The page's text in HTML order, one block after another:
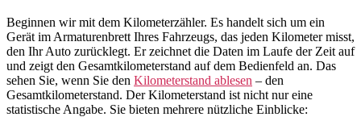
Beginnen wir mit dem Kilometerzähler. Es handelt sich um ein
Gerät im Armaturenbrett Ihres Fahrzeugs, das jeden Kilometer misst,
den Ihr Auto zurücklegt. Er zeichnet die Daten im Laufe der Zeit auf
und zeigt den Gesamtkilometerstand auf dem Bedienfeld an. Das
sehen Sie, wenn Sie den Kilometerstand ablesen – den
Gesamtkilometerstand. Der Kilometerstand ist nicht nur eine
statistische Angabe. Sie bieten mehrere nützliche Einblicke: